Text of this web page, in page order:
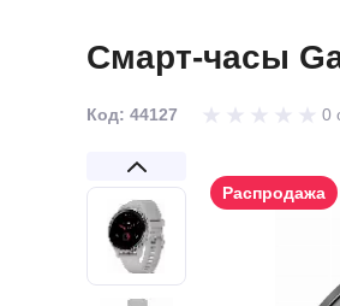
Смарт-часы
Код: 44127 0
Распродажа